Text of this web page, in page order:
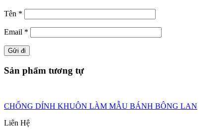
Tên *
Email *
Sản phẩm tương tự
CHỐNG DÍNH KHUÔN LÀM MẪU BÁNH BÔNG LAN
Liên Hệ